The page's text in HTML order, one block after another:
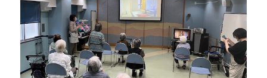
トップページ
親和園について